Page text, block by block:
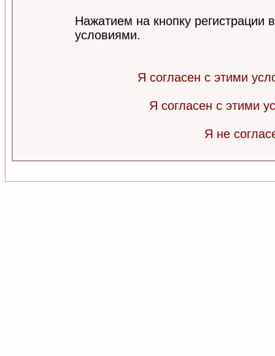
Нажатием на кнопку регистрации
условиями.
Я согласен с этими
Я согласен с этими
Я не